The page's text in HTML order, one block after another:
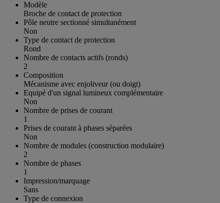
Modèle
Broche de contact de protection
Pôle neutre sectionné simultanément
Non
Type de contact de protection
Rond
Nombre de contacts actifs (ronds)
2
Composition
Mécanisme avec enjoliveur (ou doigt)
Equipé d'un signal lumineux complémentaire
Non
Nombre de prises de courant
1
Prises de courant à phases séparées
Non
Nombre de modules (construction modulaire)
2
Nombre de phases
1
Impression/marquage
Sans
Type de connexion